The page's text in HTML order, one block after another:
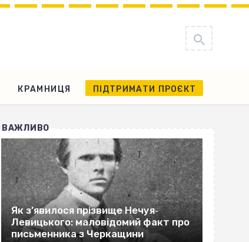
КРАМНИЦЯ ПІДТРИМАТИ ПРОЄКТ
ВАЖЛИВО
Як з’явилося прізвище Нечуя‐
Левицького: маловідомий факт про
письменника з Черкащини